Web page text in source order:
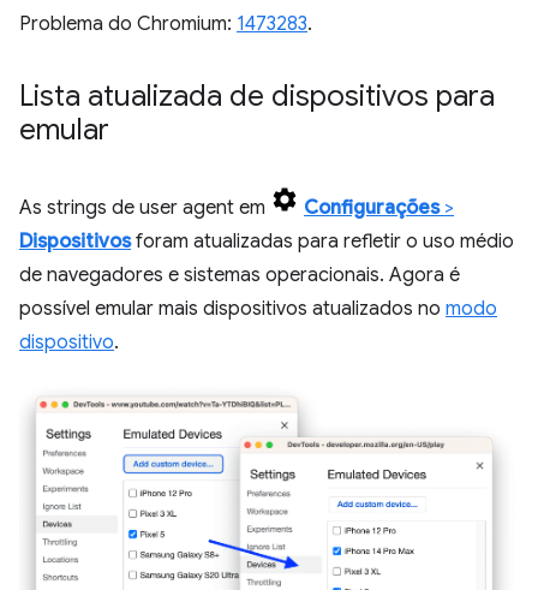
Problema do Chromium: 1473283.
Lista atualizada de dispositivos para
emular
As strings de user agent em Configurações>
Dispositivosforam atualizadas para refletir o uso médio
de navegadores e sistemas operacionais. Agora é
possível emular mais dispositivos atualizados no modo
dispositivo.